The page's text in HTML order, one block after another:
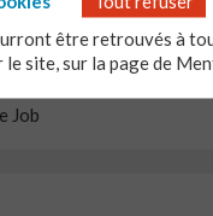
Job
être retrouvés à
site, sur la page de